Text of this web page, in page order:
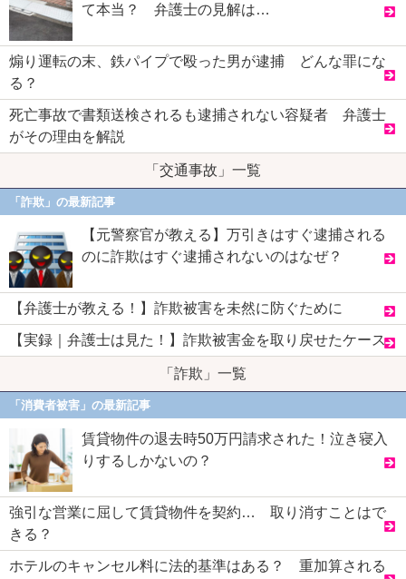
て本当？ 弁護士の見解は…
煽り運転の末、鉄パイプで殴った男が逮捕 どんな罪にな
る？
死亡事故で書類送検されるも逮捕されない容疑者 弁護士
がその理由を解説
「交通事故」一覧
「詐欺」の最新記事
【元警察官が教える】万引きはすぐ逮捕される
のに詐欺はすぐ逮捕されないのはなぜ？
【弁護士が教える！】詐欺被害を未然に防ぐために
【実録｜弁護士は見た！】詐欺被害金を取り戻せたケース
「詐欺」一覧
「消費者被害」の最新記事
賃貸物件の退去時50万円請求された！泣き寝入
りするしかないの？
強引な営業に屈して賃貸物件を契約… 取り消すことはで
きる？
ホテルのキャンセル料に法的基準はある？ 重加算される